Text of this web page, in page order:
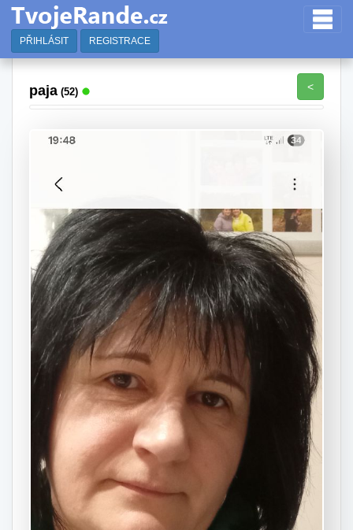
PŘIHLÁSIT REGISTRACE
paja (52) <